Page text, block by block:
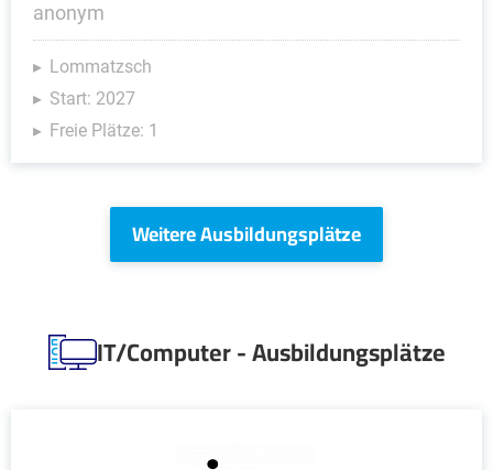
anonym
Lommatzsch
Start: 2027
Freie Plätze: 1
Weitere Ausbildungsplätze
IT/Computer - Ausbildungsplätze